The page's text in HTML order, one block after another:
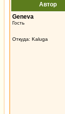
Автор
Genеva
Гость
Откуда: Kaluga